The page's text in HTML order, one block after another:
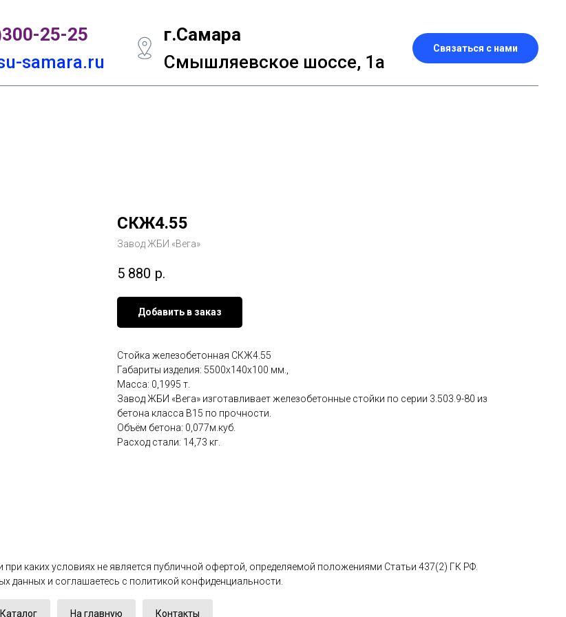
25-25
samara.ru
г.Самара
Смышляевское шоссе, 1а
Связаться с нами
СКЖ4.55
Завод ЖБИ «Вега»
5 880 р.
Добавить в заказ
Стойка железобетонная СКЖ4.55
Габариты изделия: 5500x140x100 мм.,
Масса: 0,1995 т.
Завод ЖБИ «Вега» изготавливает железобетонные стойки по серии 3.503.9-80 из
бетона класса B15 по прочности.
Объём бетона: 0,077м.куб.
Расход стали: 14,73 кг.
каких условиях не является публичной офертой, определяемой положениями Статьи 437(2) ГК РФ.
данных и соглашаетесь c политикой конфиденциальности.
Каталог На главную Контакты